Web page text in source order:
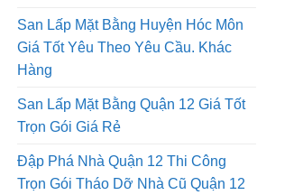
San Lấp Mặt Bằng Quận Gò Vấp,
Tân Bình, Bình Tân, Tân Phú Uy Tín
San Lấp Mặt Bằng Huyện Hóc Môn
Giá Tốt Yêu Theo Yêu Cầu. Khác
Hàng
San Lấp Mặt Bằng Quận 12 Giá Tốt
Trọn Gói Giá Rẻ